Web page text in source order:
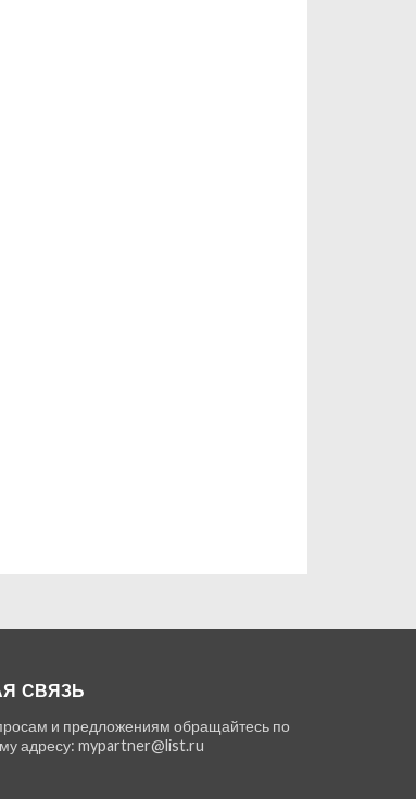
СВЯЗЬ
и предложениям обращайтесь по
адресу: mypartner@list.ru